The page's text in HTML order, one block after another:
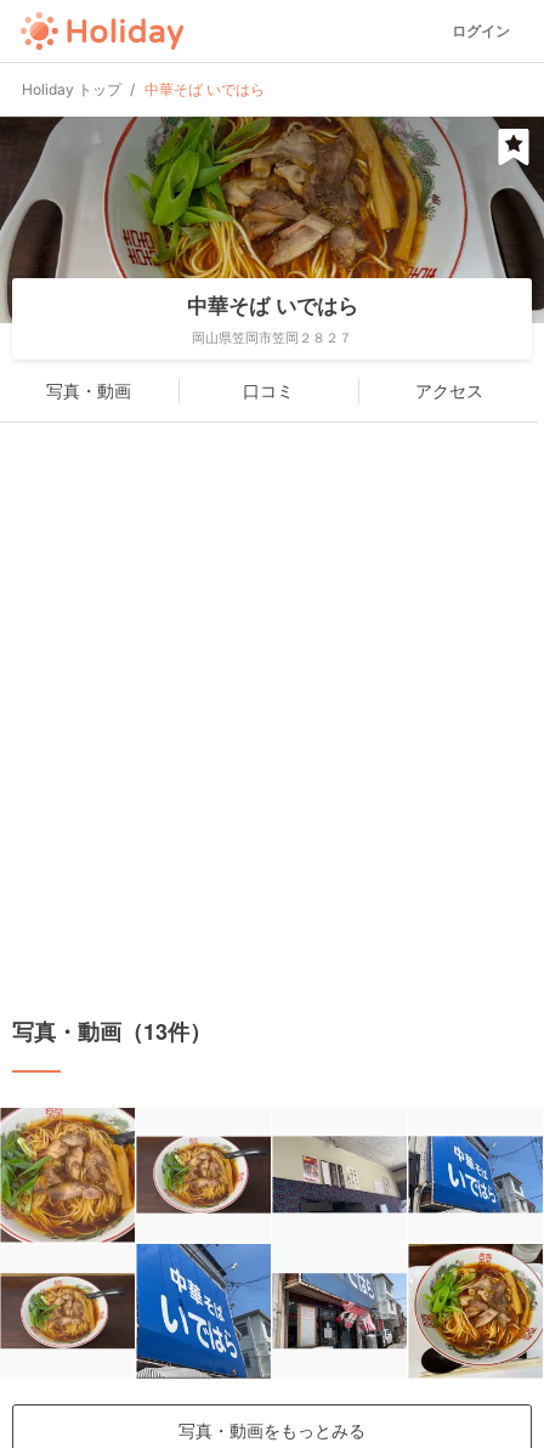
ログイン
Holiday トップ 中華そば いではら
中華そば いではら
岡山県笠岡市笠岡２８２７
写真・動画 口コミ アクセス
写真・動画（13件）
写真・動画をもっとみる